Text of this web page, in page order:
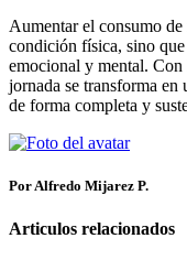
Aumentar el consumo
condición física, sino
emocional y mental. Con
jornada se transforma en
de forma completa y
Por Alfredo Mijarez P.
Articulos relacionados